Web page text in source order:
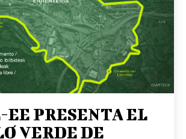
EE PRESENTA EL
VERDE DE